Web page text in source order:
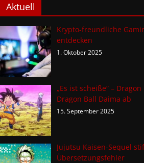
Aktuell
Krypto-freundliche
entdecken
1. Oktober 2025
„Es ist scheiße“ –
Dragon Ball Daima ab
15. September 2025
Jujutsu Kaisen-Sequel
Übersetzungsfehler